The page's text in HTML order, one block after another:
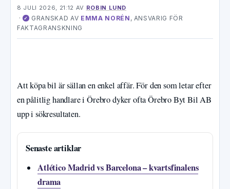
8 JULI 2026, 21:12 AV ROBIN LUND
· ✓ GRANSKAD AV EMMA NORÉN , ANSVARIG FÖR
FAKTAGRANSKNING
Att köpa bil är sällan en enkel affär. För den som letar efter
en pålitlig handlare i Örebro dyker ofta Örebro Byt Bil AB
upp i sökresultaten.
Senaste artiklar
Atlético Madrid vs Barcelona – kvartsfinalens
drama